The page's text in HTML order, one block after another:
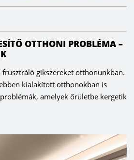
OTTHONI PROBLÉMA –
gikszereket otthonunkban.
kialakított otthonokban is
amelyek őrületbe kergetik